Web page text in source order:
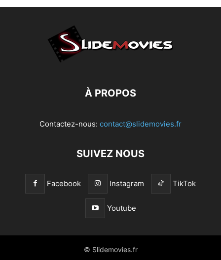
À PROPOS
Contactez-nous: contact@slidemovies.fr
SUIVEZ NOUS
Facebook Instagram TikTok
Youtube
© Slidemovies.fr